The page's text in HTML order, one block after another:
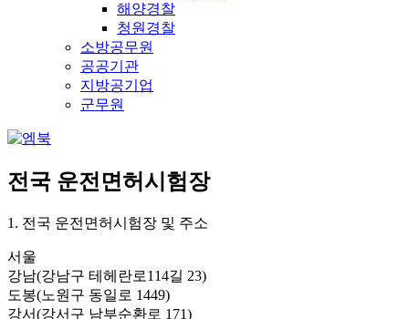
해양경찰
청원경찰
소방공무원
공공기관
지방공기업
군무원
전국 운전면허시험장
1. 전국 운전면허시험장 및 주소
서울
강남(강남구 테헤란로114길 23)
도봉(노원구 동일로 1449)
강서(강서구 남부순환로 171)